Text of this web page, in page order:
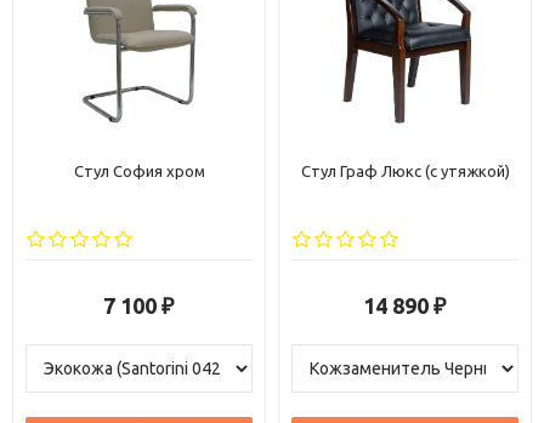
Стул София хром
7 100 ₽
Стул Граф Люкс (с утяжкой)
14 890 ₽